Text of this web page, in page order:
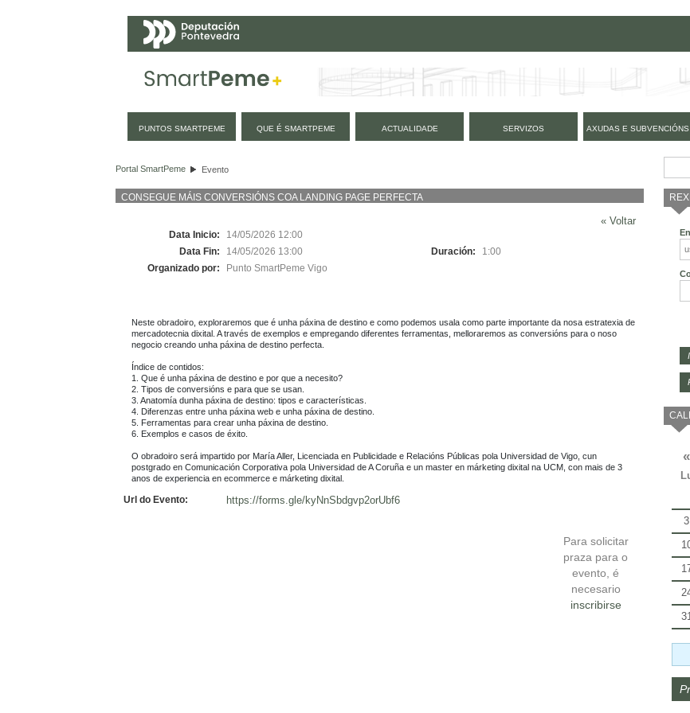
PUNTOS SMARTPEME QUE É SMARTPEME ACTUALIDADE SERVIZOS AXUDAS E SUBVENCIÓNS
Portal SmartPeme Evento
CONSEGUE MÁIS CONVERSIÓNS COA LANDING PAGE PERFECTA
« Voltar
Data Inicio:
14/05/2026 12:00
Data Fin:
14/05/2026 13:00 Duración:
1:00
Organizado por:
Punto SmartPeme Vigo
Neste obradoiro, exploraremos que é unha páxina de destino e como podemos usala como parte importante da nosa estratexia de
mercadotecnia dixital. A través de exemplos e empregando diferentes ferramentas, melloraremos as conversións para o noso
negocio creando unha páxina de destino perfecta.
Índice de contidos:
1. Que é unha páxina de destino e por que a necesito?
2. Tipos de conversións e para que se usan.
3. Anatomía dunha páxina de destino: tipos e características.
4. Diferenzas entre unha páxina web e unha páxina de destino.
5. Ferramentas para crear unha páxina de destino.
6. Exemplos e casos de éxito.
O obradoiro será impartido por María Aller, Licenciada en Publicidade e Relacións Públicas pola Universidad de Vigo, cun
postgrado en Comunicación Corporativa pola Universidad de A Coruña e un master en márketing dixital na UCM, con mais de 3
Url do Evento: https://forms.gle/kyNnSbdgvp2orUbf6
Para solicitar
praza para o
evento, é
necesario
inscribirse
«
3